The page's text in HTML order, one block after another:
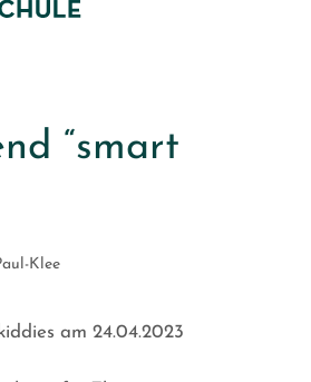
“smart
Klee
am 24.04.2023